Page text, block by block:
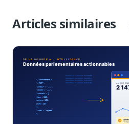
Articles similaires